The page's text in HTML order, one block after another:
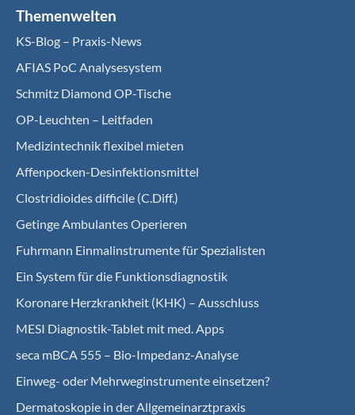
Themenwelten
KS-Blog – Praxis-News
AFIAS PoC Analysesystem
Schmitz Diamond OP-Tische
OP-Leuchten – Leitfaden
Medizintechnik flexibel mieten
Affenpocken-Desinfektionsmittel
Clostridioides difficile (C.Diff.)
Getinge Ambulantes Operieren
Fuhrmann Einmalinstrumente für Spezialisten
Ein System für die Funktionsdiagnostik
Koro­nare Herz­krank­heit (KHK) – Ausschluss
MESI Diagnostik-Tablet mit med. Apps
seca mBCA 555 – Bio-Impedanz-Analyse
Einweg- oder Mehrweginstrumente einsetzen?
Dermatoskopie in der Allgemeinarztpraxis